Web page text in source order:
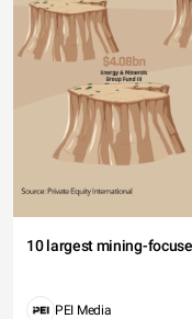
10 largest mining-
PEI Media